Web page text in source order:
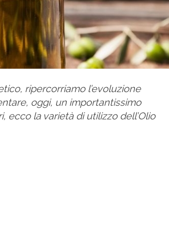
ripercorriamo l’evoluzione
oggi, un importantissimo
ecco la varietà di utilizzo dell’Olio